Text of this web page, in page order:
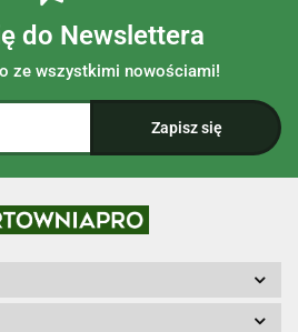
do Newslettera
ze wszystkimi nowościami!